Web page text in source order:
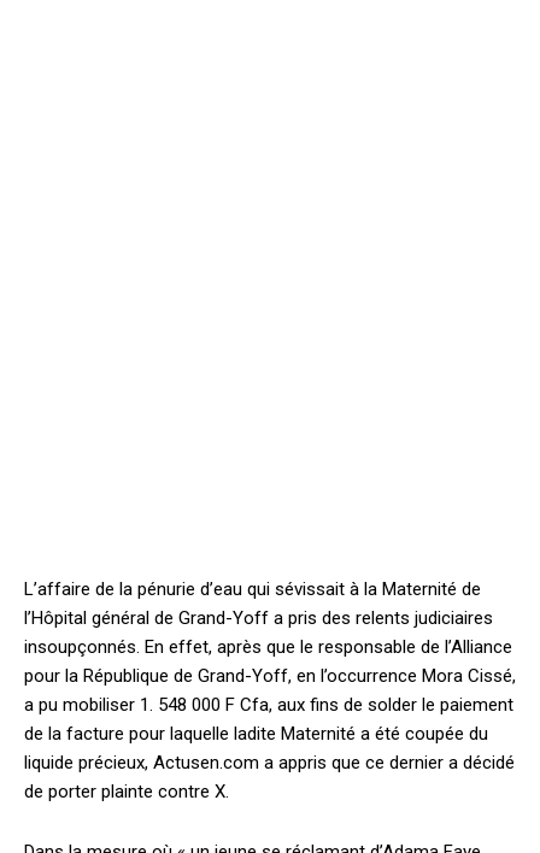
L’affaire de la pénurie d’eau qui sévissait à la Maternité de
l’Hôpital général de Grand-Yoff a pris des relents judiciaires
insoupçonnés. En effet, après que le responsable de l’Alliance
pour la République de Grand-Yoff, en l’occurrence Mora Cissé,
a pu mobiliser 1. 548 000 F Cfa, aux fins de solder le paiement
de la facture pour laquelle ladite Maternité a été coupée du
liquide précieux, Actusen.com a appris que ce dernier a décidé
de porter plainte contre X.